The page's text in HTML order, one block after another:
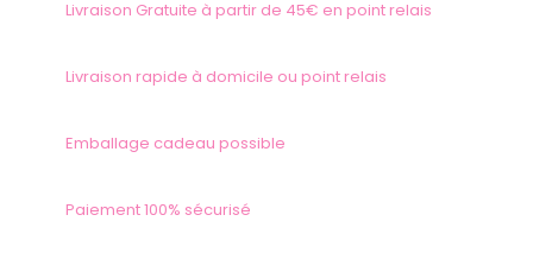
Livraison Gratuite à partir de 45€ en point relais
Livraison rapide à domicile ou point relais
Emballage cadeau possible
Paiement 100% sécurisé